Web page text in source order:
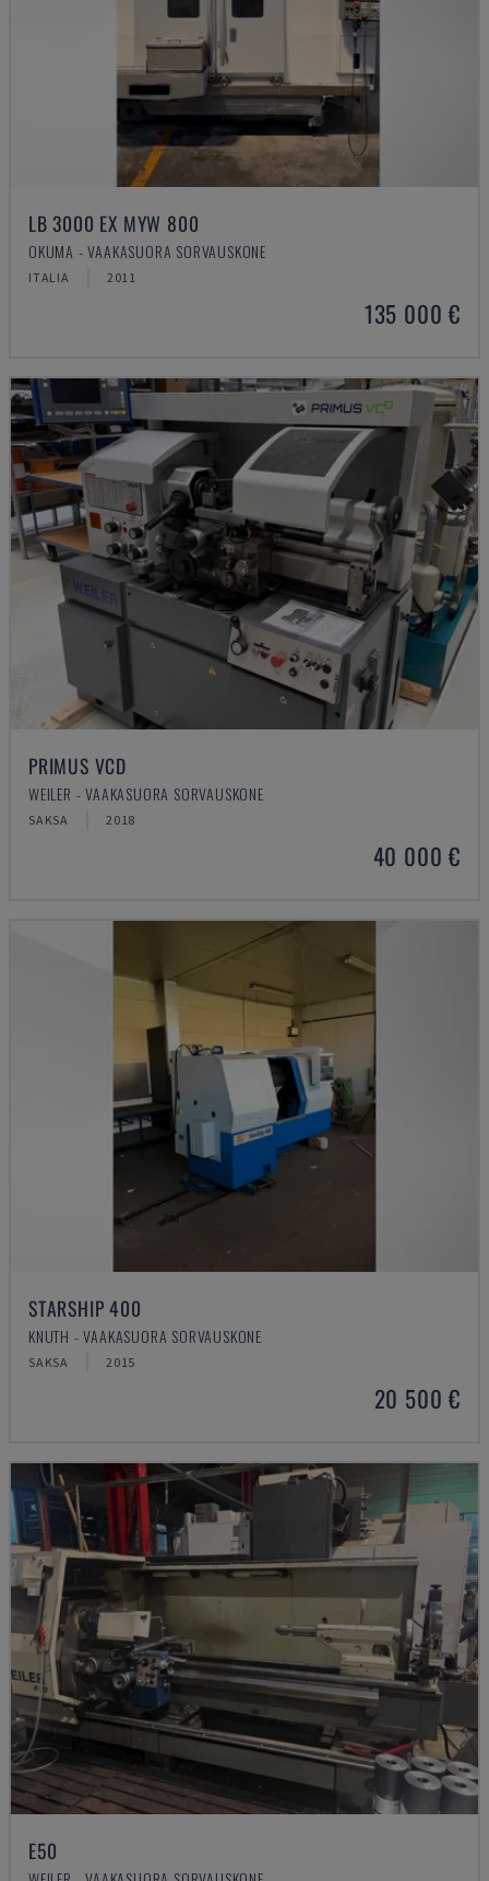
LB 3000 EX MYW 800
OKUMA - VAAKASUORA SORVAUSKONE
ITALIA 2011
135 000 €
PRIMUS VCD
WEILER - VAAKASUORA SORVAUSKONE
SAKSA 2018
40 000 €
STARSHIP 400
KNUTH - VAAKASUORA SORVAUSKONE
SAKSA 2015
20 500 €
E50